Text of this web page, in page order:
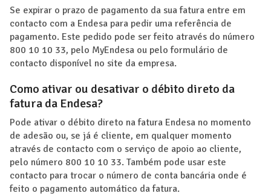
Se expirar o prazo de pagamento da sua fatura entre em
contacto com a Endesa para pedir uma referência de
pagamento. Este pedido pode ser feito através do número
800 10 10 33, pelo MyEndesa ou pelo formulário de
contacto disponível no site da empresa.
Como ativar ou desativar o débito direto da
fatura da Endesa?
Pode ativar o débito direto na fatura Endesa no momento
de adesão ou, se já é cliente, em qualquer momento
através de contacto com o serviço de apoio ao cliente,
pelo número 800 10 10 33. Também pode usar este
contacto para trocar o número de conta bancária onde é
feito o pagamento automático da fatura.